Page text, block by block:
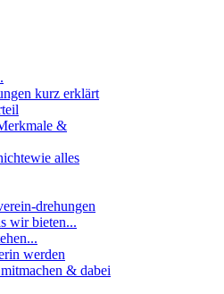
kurz erklärt
&
wie alles
drehungen
wir bieten...
werden
mitmachen & dabei